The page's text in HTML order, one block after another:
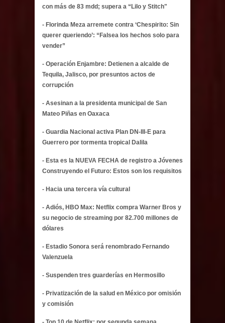
con más de 83 mdd; supera a “Lilo y Stitch"
- Florinda Meza arremete contra ‘Chespirito: Sin
querer queriendo’: “Falsea los hechos solo para
vender”
- Operación Enjambre: Detienen a alcalde de
Tequila, Jalisco, por presuntos actos de
corrupción
- Asesinan a la presidenta municipal de San
Mateo Piñas en Oaxaca
- Guardia Nacional activa Plan DN-III-E para
Guerrero por tormenta tropical Dalila
- Esta es la NUEVA FECHA de registro a Jóvenes
Construyendo el Futuro: Estos son los requisitos
- Hacia una tercera vía cultural
- Adiós, HBO Max: Netflix compra Warner Bros y
su negocio de streaming por 82.700 millones de
dólares
- Estadio Sonora será renombrado Fernando
Valenzuela
- Suspenden tres guarderías en Hermosillo
- Privatización de la salud en México por omisión
y comisión